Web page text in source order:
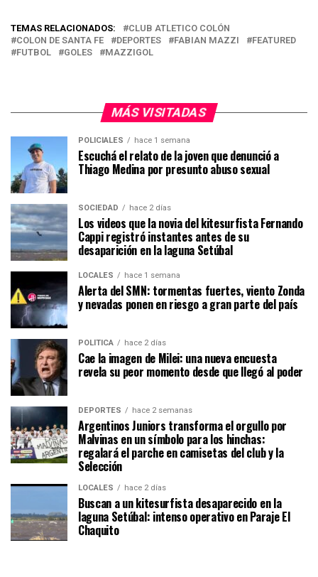
TEMAS RELACIONADOS:
CLUB ATLETICO COLÓN
COLON DE SANTA FE
DEPORTES FABIAN MAZZI
FEATURED
FUTBOL
GOLES MAZZIGOL
MÁS VISITADAS
POLICIALES hace 1 semana
Escuchá el relato de la joven que denunció a
Thiago Medina por presunto abuso sexual
SOCIEDAD hace 2 días
Los videos que la novia del kitesurfista Fernando
Cappi registró instantes antes de su
desaparición en la laguna Setúbal
LOCALES hace 1 semana
Alerta del SMN: tormentas fuertes, viento Zonda
y nevadas ponen en riesgo a gran parte del país
POLÍTICA hace 2 días
Cae la imagen de Milei: una nueva encuesta
revela su peor momento desde que llegó al poder
DEPORTES hace 2 semanas
Argentinos Juniors transforma el orgullo por
Malvinas en un símbolo para los hinchas:
regalará el parche en camisetas del club y la
Selección
LOCALES hace 2 días
Buscan a un kitesurfista desaparecido en la
laguna Setúbal: intenso operativo en Paraje El
Chaquito